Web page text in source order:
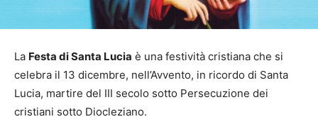
La Festa di Santa Lucia è una festività cristiana che si
celebra il 13 dicembre, nell’Avvento, in ricordo di Santa
Lucia, martire del III secolo sotto Persecuzione dei
cristiani sotto Diocleziano.